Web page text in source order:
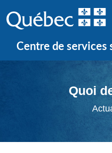
Centre de services
Quoi